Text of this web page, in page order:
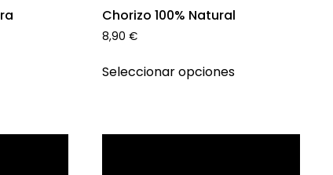
Chorizo 100% Natural
8,90€
Seleccionar opciones